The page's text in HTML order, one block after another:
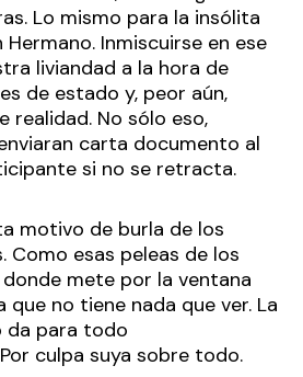
Lo mismo para la insólita
Inmiscuirse en ese
liviandad a la hora de
de estado y, peor aún,
realidad. No sólo eso,
carta documento al
si no se retracta.
motivo de burla de los
Como esas peleas de los
mete por la ventana
no tiene nada que ver. La
da para todo
culpa suya sobre todo.